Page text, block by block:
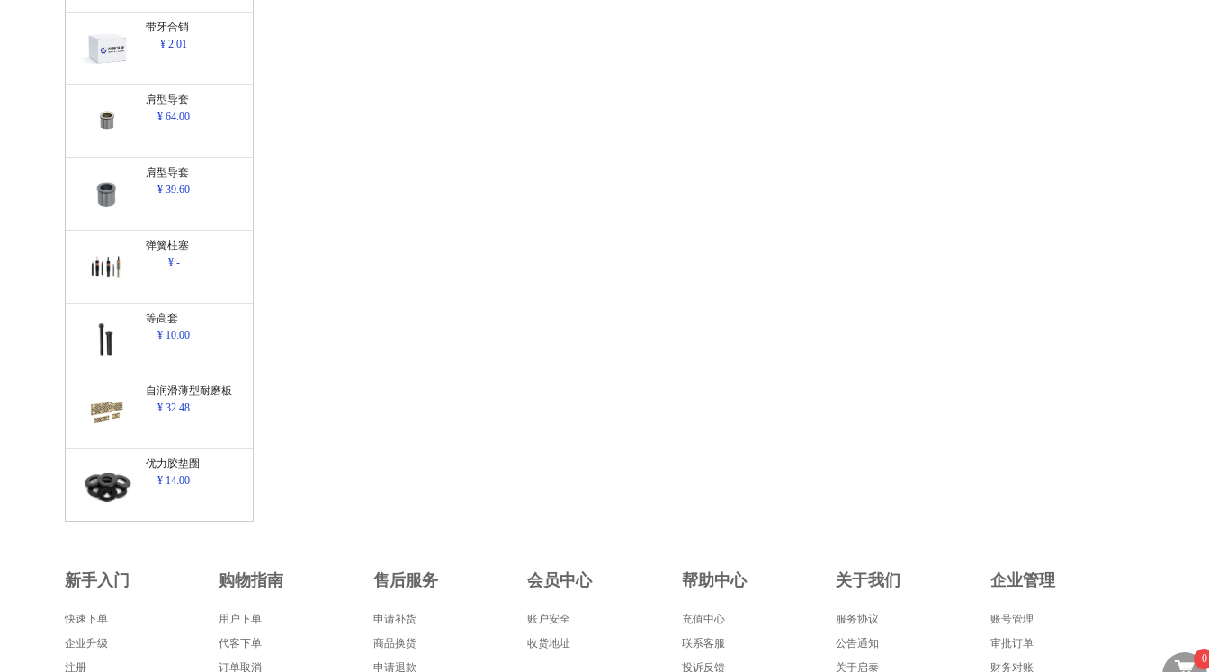
带牙合销
¥ 2.01
肩型导套
¥ 64.00
肩型导套
¥ 39.60
弹簧柱塞
¥ -
等高套
¥ 10.00
自润滑薄型耐磨板
¥ 32.48
优力胶垫圈
¥ 14.00
0
新手入门
快速下单
企业升级
注册
购物指南
用户下单
代客下单
订单取消
售后服务
申请补货
商品换货
申请退款
会员中心
账户安全
收货地址
帮助中心
充值中心
联系客服
投诉反馈
关于我们
服务协议
公告通知
关于启泰
企业管理
账号管理
审批订单
财务对账